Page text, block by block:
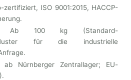
zertifiziert, ISO 9001:2015, HACCP-
100 kg (Standard-
Muster für die industrielle
ab Nürnberger Zentrallager; EU-